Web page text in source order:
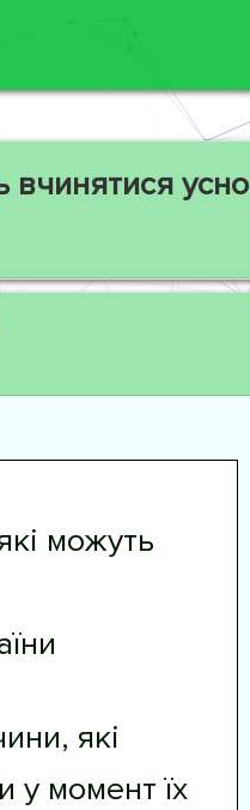
вчинятися усно
можуть
які
у момент їх